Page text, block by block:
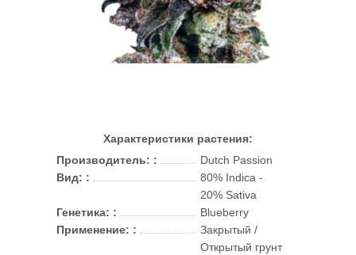
Характеристики растения:
Производитель: :
Dutch Passion
Вид: :
80% Indica -
20% Sativa
Генетика: :
Blueberry
Применение: :
Закрытый /
Открытый грунт